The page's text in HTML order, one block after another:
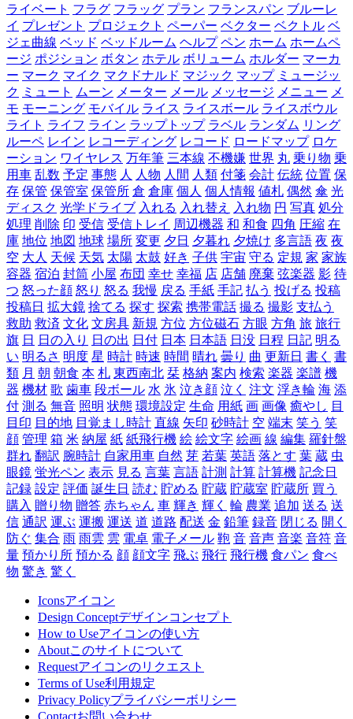
ライベート フラグ フラッグ プラン フランスパン ブルーレ
イ プレゼント プロジェクト ペーパー ベクター ベクトル ベ
ジェ曲線 ベッド ベッドルーム ヘルプ ペン ホーム ホームペ
ージ ポジション ボタン ホテル ボリューム ホルダー マーカ
ー マーク マイク マクドナルド マジック マップ ミュージッ
ク ミュート ムーン メーター メール メッセージ メニュー メ
モ モーニング モバイル ライス ライスボール ライスボウル
ライト ライフ ライン ラップトップ ラベル ランダム リング
ルーペ レイン レコーディング レコード ロードマップ ロケ
ーション ワイヤレス 万年筆 三本線 不機嫌 世界 丸 乗り物 乗
用車 乱数 予定 事態 人 人物 人間 人類 付箋 会計 伝統 位置 保
存 保管 保管室 保管所 倉 倉庫 個人 個人情報 値札 偶然 傘 光
ディスク 光学ドライブ 入れる 入れ替え 入れ物 円 写真 処分
処理 削除 印 受信 受信トレイ 周辺機器 和 和食 四角 圧縮 在
庫 地位 地図 地球 場所 変更 夕日 夕暮れ 夕焼け 多言語 夜 夜
空 大人 天候 天気 太陽 太鼓 好き 子供 宇宙 守る 定規 家 家族
容器 宿泊 封筒 小屋 布団 幸せ 幸福 店 店舗 廃棄 弦楽器 影 待
つ 怒った顔 怒り 怒る 我慢 戻る 手紙 手記 払う 投げる 投稿
投稿日 拡大鏡 捨てる 探す 探索 携帯電話 撮る 撮影 支払う
救助 救済 文化 文房具 新規 方位 方位磁石 方眼 方角 旅 旅行
旗 日 日の入り 日の出 日付 日本 日本語 日没 日程 日記 明る
い 明るさ 明度 星 時計 時速 時間 晴れ 曇り 曲 更新日 書く 書
類 月 朝 朝食 本 札 東西南北 栞 格納 案内 検索 楽器 楽譜 機
器 機材 歌 歯車 段ボール 水 氷 泣き顔 泣く 注文 浮き輪 海 添
付 測る 無音 照明 状態 環境設定 生命 用紙 画 画像 癒やし 目
目印 目的地 目覚まし時計 直線 矢印 砂時計 空 端末 笑う 笑
顔 管理 箱 米 納屋 紙 紙飛行機 絵 絵文字 絵画 線 編集 羅針盤
群れ 翻訳 腕時計 自家用車 自然 芽 若葉 英語 落とす 葉 蔵 虫
眼鏡 蛍光ペン 表示 見る 言葉 言語 計測 計算 計算機 記念日
記録 設定 評価 誕生日 読む 貯める 貯蔵 貯蔵室 貯蔵所 買う
購入 贈り物 贈答 赤ちゃん 車 輝き 輝く 輪 農業 追加 送る 送
信 通訳 運ぶ 運搬 運送 道 道路 配送 金 鉛筆 録音 閉じる 開く
防ぐ 集合 雨 雨雲 雲 電卓 電子メール 鞄 音 音声 音楽 音符 音
量 預かり所 預かる 顔 顔文字 飛ぶ 飛行 飛行機 食パン 食べ
物 驚き 驚く
Iconsアイコン
Design Conceptデザインコンセプト
How to Useアイコンの使い方
Aboutこのサイトについて
Requestアイコンのリクエスト
Terms of Use利用規定
Privacy Policyプライバシーボリシー
Contactお問い合わせ